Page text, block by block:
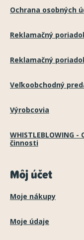
Ochrana osobných
Reklamačný
Reklamačný
Veľkoobchodný
Výrobcovia
WHISTLEBLOWING
činnosti
Môj účet
Moje nákupy
Moje údaje